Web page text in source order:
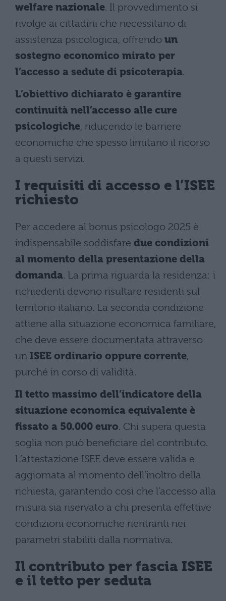
welfare nazionale. Il provvedimento si
rivolge ai cittadini che necessitano di
assistenza psicologica, offrendo un
sostegno economico mirato per
l’accesso a sedute di psicoterapia.
L’obiettivo dichiarato è garantire
continuità nell’accesso alle cure
psicologiche, riducendo le barriere
economiche che spesso limitano il ricorso
a questi servizi.
I requisiti di accesso e l’ISEE
richiesto
Per accedere al bonus psicologo 2025 è
indispensabile soddisfare due condizioni
al momento della presentazione della
domanda. La prima riguarda la residenza: i
richiedenti devono risultare residenti sul
territorio italiano. La seconda condizione
attiene alla situazione economica familiare,
che deve essere documentata attraverso
un ISEE ordinario oppure corrente,
purché in corso di validità.
Il tetto massimo dell’indicatore della
situazione economica equivalente è
fissato a 50.000 euro. Chi supera questa
soglia non può beneficiare del contributo.
L’attestazione ISEE deve essere valida e
aggiornata al momento dell’inoltro della
richiesta, garantendo così che l’accesso alla
misura sia riservato a chi presenta effettive
condizioni economiche rientranti nei
parametri stabiliti dalla normativa.
Il contributo per fascia ISEE
e il tetto per seduta